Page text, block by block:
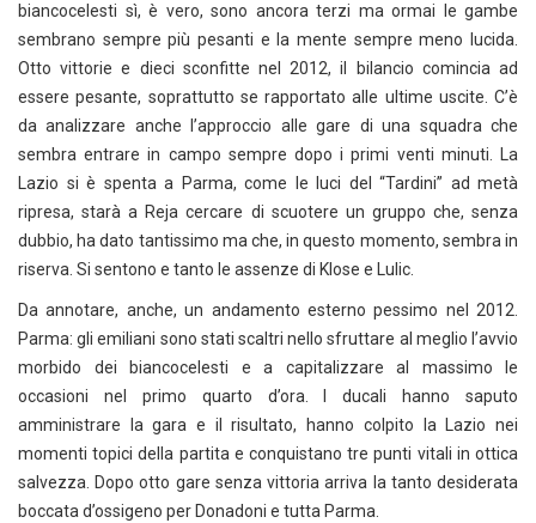
biancocelesti sì, è vero, sono ancora terzi ma ormai le gambe
sembrano sempre più pesanti e la mente sempre meno lucida.
Otto vittorie e dieci sconfitte nel 2012, il bilancio comincia ad
essere pesante, soprattutto se rapportato alle ultime uscite. C’è
da analizzare anche l’approccio alle gare di una squadra che
sembra entrare in campo sempre dopo i primi venti minuti. La
Lazio si è spenta a Parma, come le luci del “Tardini” ad metà
ripresa, starà a Reja cercare di scuotere un gruppo che, senza
dubbio, ha dato tantissimo ma che, in questo momento, sembra in
riserva. Si sentono e tanto le assenze di Klose e Lulic.
Da annotare, anche, un andamento esterno pessimo nel 2012.
Parma: gli emiliani sono stati scaltri nello sfruttare al meglio l’avvio
morbido dei biancocelesti e a capitalizzare al massimo le
occasioni nel primo quarto d’ora. I ducali hanno saputo
amministrare la gara e il risultato, hanno colpito la Lazio nei
momenti topici della partita e conquistano tre punti vitali in ottica
salvezza. Dopo otto gare senza vittoria arriva la tanto desiderata
boccata d’ossigeno per Donadoni e tutta Parma.